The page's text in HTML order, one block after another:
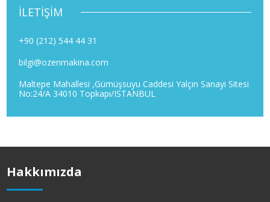
İLETİŞİM
+90 (212) 544 44 31
bilgi@ozenmakina.com
Maltepe Mahallesi ,Gümüşsuyu Caddesi Yalçın Sanayi Sitesi
No:24/A 34010 Topkapı/ISTANBUL
Hakkımızda